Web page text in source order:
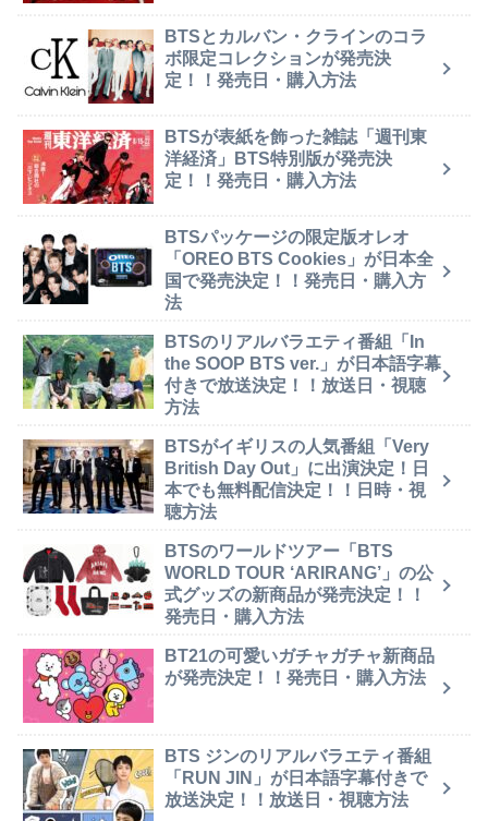
BTSとカルバン・クラインのコラ
ボ限定コレクションが発売決
定！！発売日・購入方法
BTSが表紙を飾った雑誌「週刊東
洋経済」BTS特別版が発売決
定！！発売日・購入方法
BTSパッケージの限定版オレオ
「OREO BTS Cookies」が日本全
国で発売決定！！発売日・購入方
法
BTSのリアルバラエティ番組「In
the SOOP BTS ver.」が日本語字幕
付きで放送決定！！放送日・視聴
方法
BTSがイギリスの人気番組「Very
British Day Out」に出演決定！日
本でも無料配信決定！！日時・視
聴方法
BTSのワールドツアー「BTS
WORLD TOUR ‘ARIRANG’」の公
式グッズの新商品が発売決定！！
発売日・購入方法
BT21の可愛いガチャガチャ新商品
が発売決定！！発売日・購入方法
BTS ジンのリアルバラエティ番組
「RUN JIN」が日本語字幕付きで
放送決定！！放送日・視聴方法